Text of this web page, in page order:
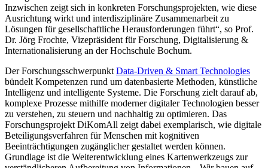
Inzwischen zeigt sich in konkreten Forschungsprojekten, wie diese
Ausrichtung wirkt und interdisziplinäre Zusammenarbeit zu
Lösungen für gesellschaftliche Herausforderungen führt“, so Prof.
Dr. Jörg Frochte, Vizepräsident für Forschung, Digitalisierung &
Internationalisierung an der Hochschule Bochum.
Der Forschungsschwerpunkt Data-Driven & Smart Technologies
bündelt Kompetenzen rund um datenbasierte Methoden, künstliche
Intelligenz und intelligente Systeme. Die Forschung zielt darauf ab,
komplexe Prozesse mithilfe moderner digitaler Technologien besser
zu verstehen, zu steuern und nachhaltig zu optimieren. Das
Forschungsprojekt DiKomAll zeigt dabei exemplarisch, wie digitale
Beteiligungsverfahren für Menschen mit kognitiven
Beeinträchtigungen zugänglicher gestaltet werden können.
Grundlage ist die Weiterentwicklung eines Kartenwerkzeugs zur